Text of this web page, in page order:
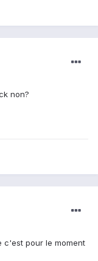
non?
c'est pour le moment